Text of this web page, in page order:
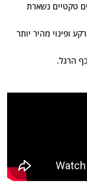
טקטיים נשארת
ופינוי מהיר יותר